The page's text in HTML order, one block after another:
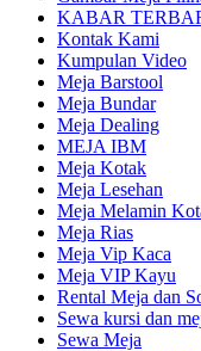
KABAR
Kontak Kami
Kumpulan Video
Meja Barstool
Meja Bundar
Meja Dealing
MEJA IBM
Meja Kotak
Meja Lesehan
Meja Melamin
Meja Rias
Meja Vip Kaca
Meja VIP Kayu
Rental Meja dan
Sewa kursi dan
Sewa Meja